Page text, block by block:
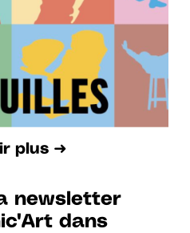
plus ➜
newsletter
dans